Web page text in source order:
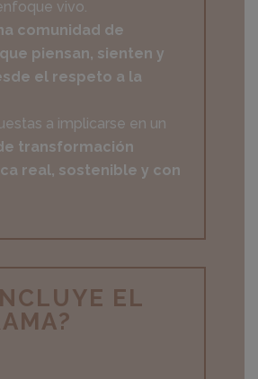
vivo.
comunidad de
piensan, sienten y
el respeto a la
a implicarse en un
transformación
real, sostenible y con
EL